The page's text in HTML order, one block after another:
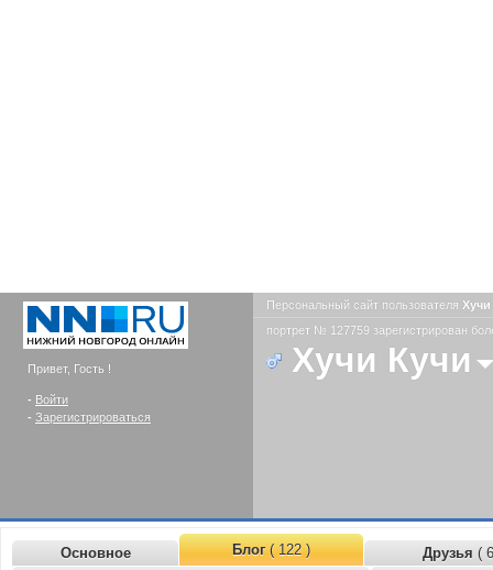
Привет, Гость !
- Войти
- Зарегистрироваться
Персональный сайт пользователя
портрет № 127759 зарегистрирован
Хучи Кучи
Основное Блог( 122 ) Друзья (